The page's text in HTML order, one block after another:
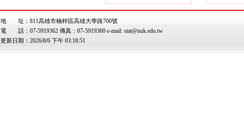
地 址：811高雄市楠梓區高雄大學路700號
電 話：07-5919362 傳真：07-5919360 e-mail: stat@nuk.edu.tw
更新日期：2026/8/6 下午 03:18:51